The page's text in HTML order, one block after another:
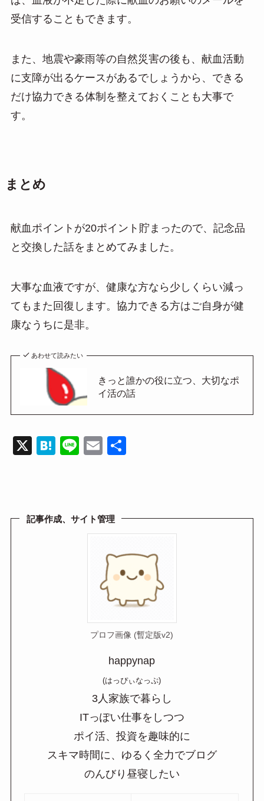
受信することもできます。
また、地震や豪雨等の自然災害の後も、献血活動
に支障が出るケースがあるでしょうから、できる
だけ協力できる体制を整えておくことも大事で
す。
まとめ
献血ポイントが20ポイント貯まったので、記念品
と交換した話をまとめてみました。
大事な血液ですが、健康な方なら少しくらい減っ
てもまた回復します。協力できる方はご自身が健
康なうちに是非。
あわせて読みたい
きっと誰かの役に立つ、大切なポ
イ活の話
X
H
a
Li
E
記事作成、サイト管理
プロフ画像 (暫定版v2)
happynap
(はっぴぃなっぷ)
3人家族で暮らし
ITっぽい仕事をしつつ
ポイ活、投資を趣味的に
スキマ時間に、ゆるく全力でブログ
のんびり昼寝したい